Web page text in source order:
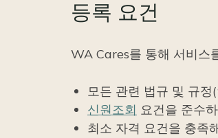
등록 요건
WA Cares를 통해 서비스
모든 관련 법규 및 규정
신원조회 요건을 준수
최소 자격 요건을 충족